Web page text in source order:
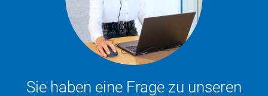
Sie haben eine Frage zu unseren